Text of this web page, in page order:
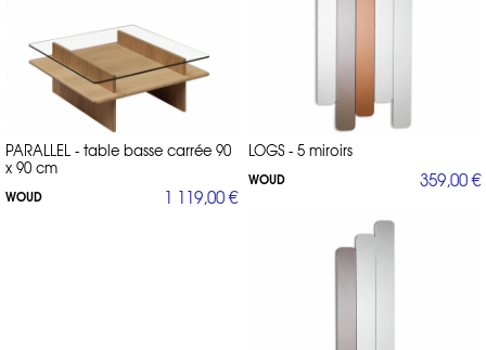
PARALLEL - table basse carrée 90
x 90 cm
WOUD 1 119,00 €
LOGS - 5 miroirs
WOUD 359,00 €